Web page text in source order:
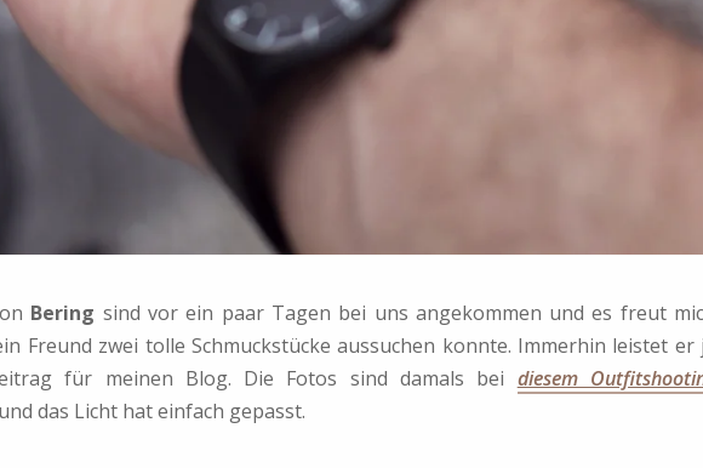
Bering sind vor ein paar Tagen bei uns angekommen und es freut
Freund zwei tolle Schmuckstücke aussuchen konnte. Immerhin leistet er
für meinen Blog. Die Fotos sind damals bei diesem
das Licht hat einfach gepasst.